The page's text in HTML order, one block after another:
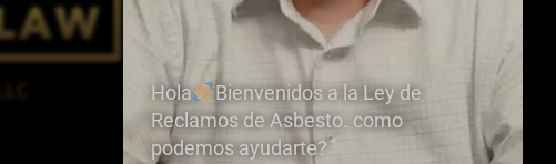
Hola
Bienvenidos a la Ley de
Reclamos de Asbesto. como
podemos ayudarte?